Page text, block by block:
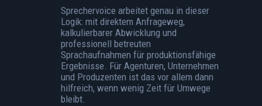
Sprechervoice arbeitet genau in dieser
Logik: mit direktem Anfrageweg,
kalkulierbarer Abwicklung und
professionell betreuten
Sprachaufnahmen für produktionsfähige
Ergebnisse. Für Agenturen, Unternehmen
und Produzenten ist das vor allem dann
hilfreich, wenn wenig Zeit für Umwege
bleibt.